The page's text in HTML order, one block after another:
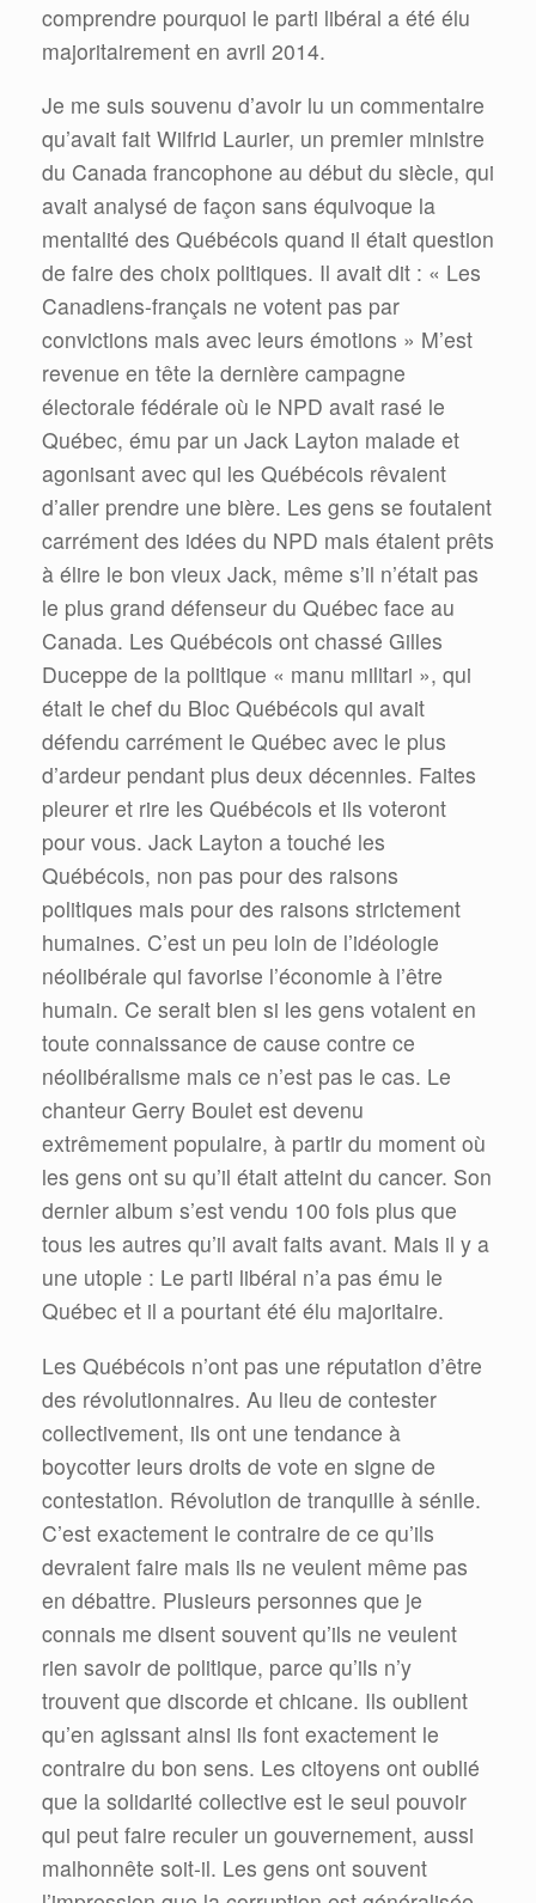
comprendre pourquoi le parti libéral a été élu
majoritairement en avril 2014.
Je me suis souvenu d’avoir lu un commentaire
qu’avait fait Wilfrid Laurier, un premier ministre
du Canada francophone au début du siècle, qui
avait analysé de façon sans équivoque la
mentalité des Québécois quand il était question
de faire des choix politiques. Il avait dit : « Les
Canadiens-français ne votent pas par
convictions mais avec leurs émotions » M’est
revenue en tête la dernière campagne
électorale fédérale où le NPD avait rasé le
Québec, ému par un Jack Layton malade et
agonisant avec qui les Québécois rêvaient
d’aller prendre une bière. Les gens se foutaient
carrément des idées du NPD mais étaient prêts
à élire le bon vieux Jack, même s’il n’était pas
le plus grand défenseur du Québec face au
Canada. Les Québécois ont chassé Gilles
Duceppe de la politique « manu militari », qui
était le chef du Bloc Québécois qui avait
défendu carrément le Québec avec le plus
d’ardeur pendant plus deux décennies. Faites
pleurer et rire les Québécois et ils voteront
pour vous. Jack Layton a touché les
Québécois, non pas pour des raisons
politiques mais pour des raisons strictement
humaines. C’est un peu loin de l’idéologie
néolibérale qui favorise l’économie à l’être
humain. Ce serait bien si les gens votaient en
toute connaissance de cause contre ce
néolibéralisme mais ce n’est pas le cas. Le
chanteur Gerry Boulet est devenu
extrêmement populaire, à partir du moment où
les gens ont su qu’il était atteint du cancer. Son
dernier album s’est vendu 100 fois plus que
tous les autres qu’il avait faits avant. Mais il y a
une utopie : Le parti libéral n’a pas ému le
Québec et il a pourtant été élu majoritaire.
Les Québécois n’ont pas une réputation d’être
des révolutionnaires. Au lieu de contester
collectivement, ils ont une tendance à
boycotter leurs droits de vote en signe de
contestation. Révolution de tranquille à sénile.
C’est exactement le contraire de ce qu’ils
devraient faire mais ils ne veulent même pas
en débattre. Plusieurs personnes que je
connais me disent souvent qu’ils ne veulent
rien savoir de politique, parce qu’ils n’y
trouvent que discorde et chicane. Ils oublient
qu’en agissant ainsi ils font exactement le
contraire du bon sens. Les citoyens ont oublié
que la solidarité collective est le seul pouvoir
qui peut faire reculer un gouvernement, aussi
malhonnête soit-il. Les gens ont souvent